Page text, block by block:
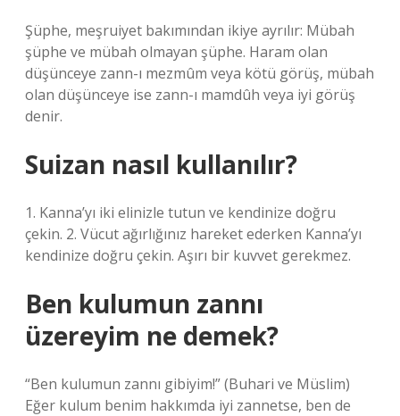
Şüphe, meşruiyet bakımından ikiye ayrılır: Mübah
şüphe ve mübah olmayan şüphe. Haram olan
düşünceye zann-ı mezmûm veya kötü görüş, mübah
olan düşünceye ise zann-ı mamdûh veya iyi görüş
denir.
Suizan nasıl kullanılır?
1. Kanna’yı iki elinizle tutun ve kendinize doğru
çekin. 2. Vücut ağırlığınız hareket ederken Kanna’yı
kendinize doğru çekin. Aşırı bir kuvvet gerekmez.
Ben kulumun zannı
üzereyim ne demek?
“Ben kulumun zannı gibiyim!” (Buhari ve Müslim)
Eğer kulum benim hakkımda iyi zannetse, ben de